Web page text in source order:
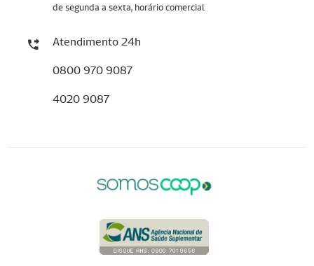
de segunda a sexta, horário comercial
Atendimento 24h
0800 970 9087
4020 9087